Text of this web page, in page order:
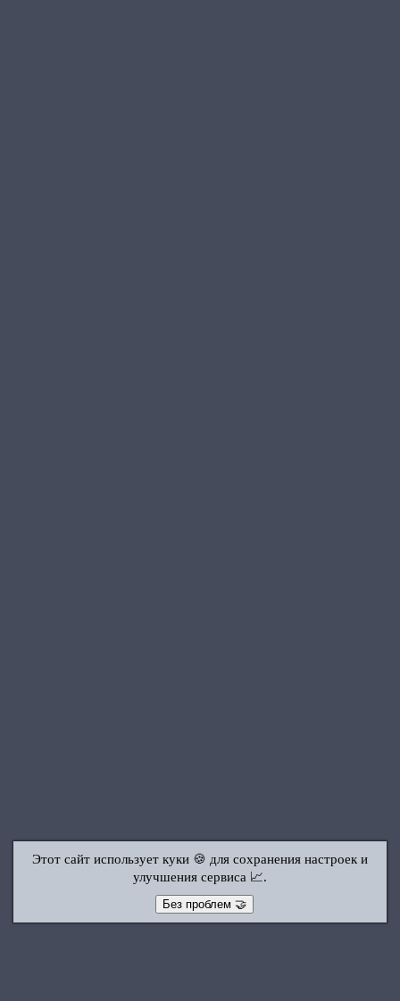
Этот сайт использует куки 🍪 для сохранения настроек и
улучшения сервиса 📈.
Без проблем 🤝